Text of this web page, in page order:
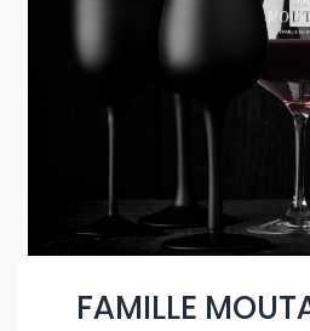
FAMILLE